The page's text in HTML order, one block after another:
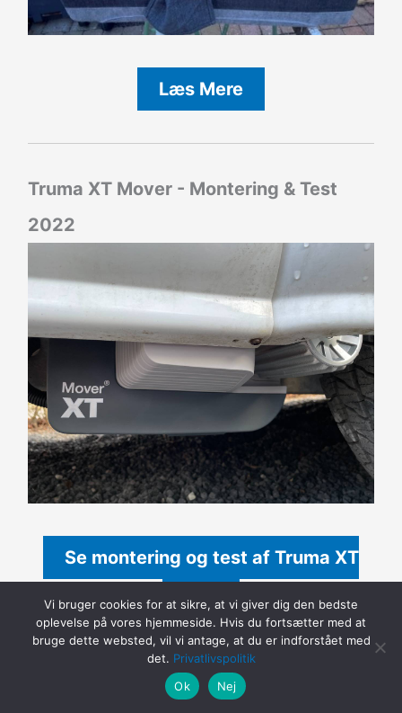
Læs Mere
Truma XT Mover - Montering & Test
2022
Se montering og test af Truma XT
Alde specialist værksted udskifter
Vi bruger cookies for at sikre, at vi giver dig den bedste
oplevelse på vores hjemmeside. Hvis du fortsætter med at
bruge dette websted, vil vi antage, at du er indforstået med
det. Privatlivspolitik
Ok
Nej